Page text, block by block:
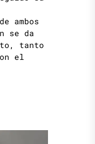
ambos
se da
tanto
el